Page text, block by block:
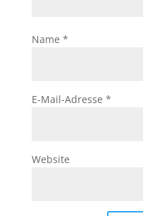
Name *
E-Mail-Adresse *
Website